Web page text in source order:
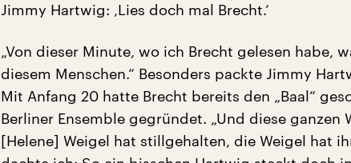
Jimmy Hartwig: ‚Lies doch mal Brecht.‘
„Von dieser Minute, wo ich Brecht gelesen habe,
diesem Menschen.“ Besonders packte Jimmy
Mit Anfang 20 hatte Brecht bereits den „Baal“
Berliner Ensemble gegründet. „Und diese ganzen
[Helene] Weigel hat stillgehalten, die Weigel hat